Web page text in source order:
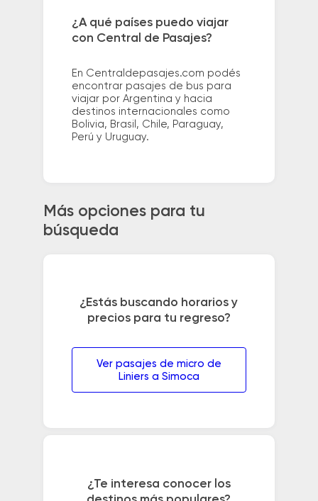
¿A qué países puedo viajar
con Central de Pasajes?
En Centraldepasajes.com podés
encontrar pasajes de bus para
viajar por Argentina y hacia
destinos internacionales como
Bolivia, Brasil, Chile, Paraguay,
Perú y Uruguay.
Más opciones para tu
búsqueda
¿Estás buscando horarios y
precios para tu regreso?
Ver pasajes de micro de
Liniers a Simoca
¿Te interesa conocer los